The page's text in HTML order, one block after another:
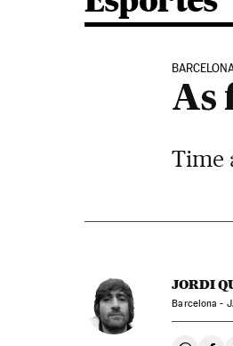
As
Time
JORDI
Barcelona -